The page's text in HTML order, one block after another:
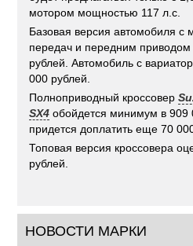
мотором мощностью 117 л.с.
Базовая версия автомобиля с
передач и передним приводом
рублей. Автомобиль с
000 рублей.
Полноприводный кроссовер
SX4 обойдется минимум в 909
придется доплатить еще 70
Топовая версия кроссовера
рублей.
НОВОСТИ МАРКИ